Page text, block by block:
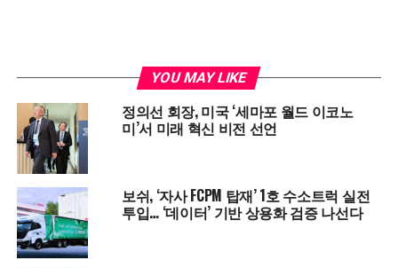
YOU MAY LIKE
정의선 회장, 미국 ‘세마포 월드 이코노
미’서 미래 혁신 비전 선언
보쉬, ‘자사 FCPM 탑재’ 1호 수소트럭 실전
투입… ‘데이터’ 기반 상용화 검증 나선다